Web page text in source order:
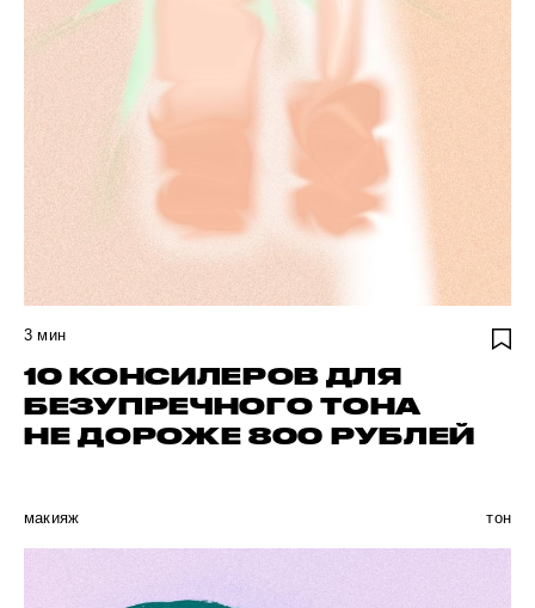
3 мин
10 КОНСИЛЕРОВ ДЛЯ
БЕЗУПРЕЧНОГО ТОНА
НЕ ДОРОЖЕ 800 РУБЛЕЙ
макияж тон